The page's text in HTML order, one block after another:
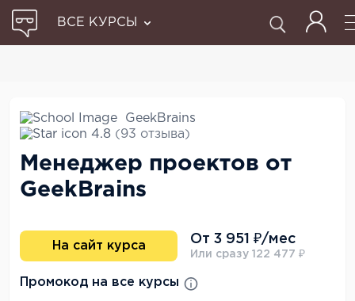
ВСЕ КУРСЫ
GeekBrains
4.8 (93 отзыва)
Менеджер проектов от
GeekBrains
На сайт курса
От 3 951 ₽/мес
Или сразу 122 477 ₽
Промокод на все курсы